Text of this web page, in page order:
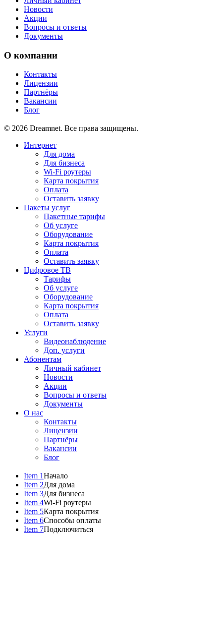
Новости
Акции
Вопросы и ответы
Документы
О компании
Контакты
Лицензии
Партнёры
Вакансии
Блог
© 2026 Dreamnet. Все права защищены.
Интернет
Для дома
Для бизнеса
Wi-Fi роутеры
Карта покрытия
Оплата
Оставить заявку
Пакеты услуг
Пакетные тарифы
Об услуге
Оборудование
Карта покрытия
Оплата
Оставить заявку
Цифровое ТВ
Тарифы
Об услуге
Оборудование
Карта покрытия
Оплата
Оставить заявку
Услуги
Видеонаблюдение
Доп. услуги
Абонентам
Личный кабинет
Новости
Акции
Вопросы и ответы
Документы
О нас
Контакты
Лицензии
Партнёры
Вакансии
Блог
Item 1Начало
Item 2Для дома
Item 3Для бизнеса
Item 4Wi-Fi роутеры
Item 5Карта покрытия
Item 6Способы оплаты
Item 7Подключиться